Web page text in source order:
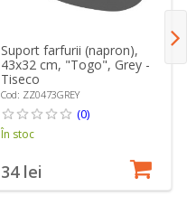
Suport farfurii (napron),
43x32 cm, "Togo", Grey -
Tiseco
Cod: ZZ0473GREY
(0)
În stoc
34 lei